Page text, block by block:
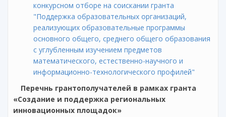
конкурсном отборе на соискании гранта
"Поддержка образовательных организаций,
реализующих образовательные программы
основного общего, среднего общего образования
с углубленным изучением предметов
математического, естественно-научного и
информационно-технологического профилей"
Перечнь грантополучателей в рамках гранта
«Создание и поддержка региональных
инновационных площадок»